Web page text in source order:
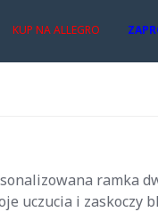
KUP NA ALLEGRO
ramka
uczucia i zaskoczy